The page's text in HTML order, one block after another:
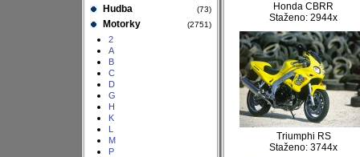
Hudba (73)
Motorky (2751)
2
A
B
C
D
G
H
K
L
M
P
Honda CBRR
Staženo: 2944x
Triumphi RS
Staženo: 3744x